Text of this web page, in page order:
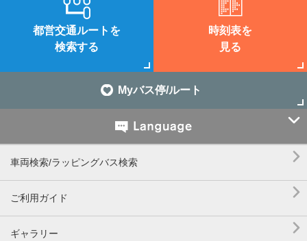
都営交通ルートを
検索する
時刻表を
見る
Myバス停/ルート

車両検索/ラッピングバス検索 
ご利用ガイド 
ギャラリー 